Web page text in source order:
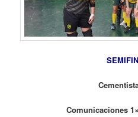
Comunicaciones